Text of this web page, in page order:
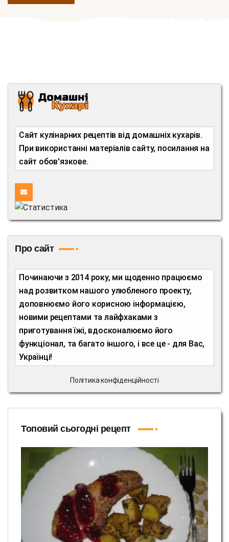
Сайт кулінарних рецептів від домашніх кухарів.
При використанні матеріалів сайту, посилання на
сайт обов'язкове.
Про сайт
Починаючи з 2014 року, ми щоденно працюємо
над розвитком нашого улюбленого проекту,
доповнюємо його корисною інформацією,
новими рецептами та лайфхаками з
приготування їжі, вдосконалюємо його
функціонал, та багато іншого, і все це - для Вас,
Українці!
Політика конфіденційності
Топовий сьогодні рецепт